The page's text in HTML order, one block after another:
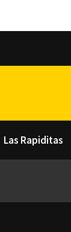
Las Rapiditas